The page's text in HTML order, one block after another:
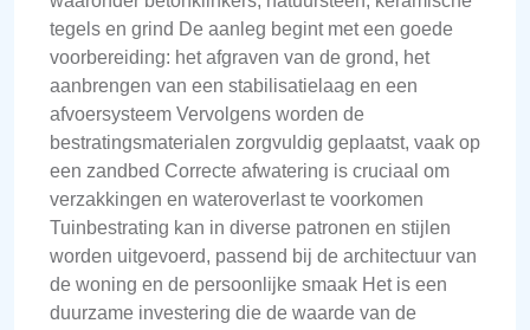
tegels en grind De aanleg begint met een goede
voorbereiding: het afgraven van de grond, het
aanbrengen van een stabilisatielaag en een
afvoersysteem Vervolgens worden de
bestratingsmaterialen zorgvuldig geplaatst, vaak op
een zandbed Correcte afwatering is cruciaal om
verzakkingen en wateroverlast te voorkomen
Tuinbestrating kan in diverse patronen en stijlen
worden uitgevoerd, passend bij de architectuur van
de woning en de persoonlijke smaak Het is een
duurzame investering die de waarde van de